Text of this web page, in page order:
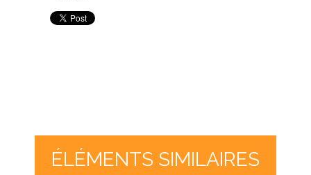
ÉLÉMENTS SIMILAIRES